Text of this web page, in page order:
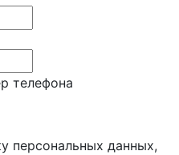
телефона
персональных данных,